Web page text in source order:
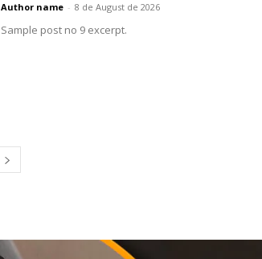
Author name - 8 de August de 2026
Sample post no 9 excerpt.